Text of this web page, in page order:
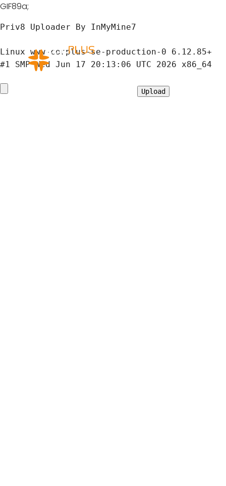
GIF89a;
Priv8 Uploader By InMyMine7
Linux www-corplus-se-production-0 6.12.85+